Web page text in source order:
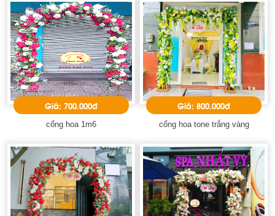
Giá: 700.000đ
cổng hoa 1m6
Giá: 800.000đ
cổng hoa tone trắng vàng